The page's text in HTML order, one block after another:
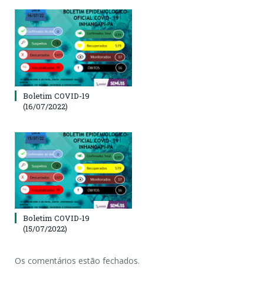
Boletim COVID-19
(16/07/2022)
Boletim COVID-19
(15/07/2022)
Os comentários estão fechados.